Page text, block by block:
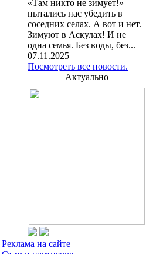
«Там никто не зимует!» –
пытались нас убедить в
соседних селах. А вот и нет.
Зимуют в Аскулах! И не
одна семья. Без воды, без...
07.11.2025
Посмотреть все новости.
Актуально
Реклама на сайте